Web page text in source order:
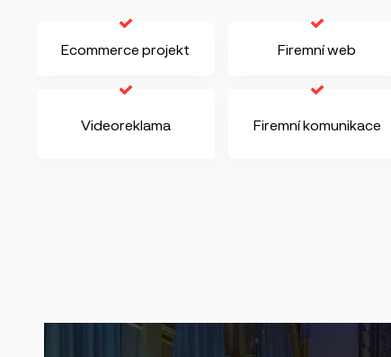
Ecommerce projekt Firemní web
Videoreklama Firemní komunikace